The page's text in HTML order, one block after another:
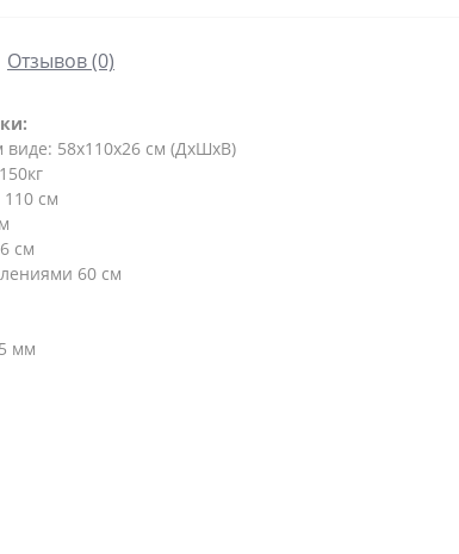
Отзывов (0)
58х110х26 см (ДхШхВ)
см
см
60 см
мм